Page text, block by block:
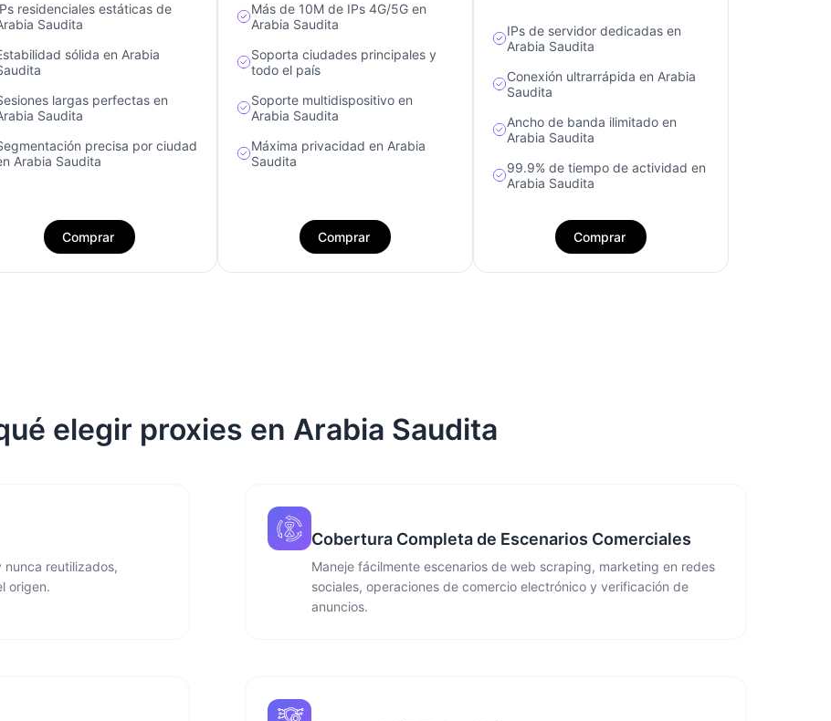
residenciales estáticas de
Saudita
sólida en Arabia
largas perfectas en
Saudita
precisa por ciudad
Arabia Saudita
Comprar
Más de 10M de IPs 4G/5G en
Arabia Saudita
Soporta ciudades principales y
todo el país
Soporte multidispositivo en
Arabia Saudita
Máxima privacidad en Arabia
Saudita
Comprar
IPs de servidor dedicadas en
Arabia Saudita
Conexión ultrarrápida en Arabia
Saudita
Ancho de banda ilimitado en
Arabia Saudita
99.9% de tiempo de actividad en
Arabia Saudita
Comprar
elegir proxies en Arabia Saudita
nunca reutilizados,
origen.
Cobertura Completa de Escenarios Comerciales
Maneje fácilmente escenarios de web scraping, marketing en redes
sociales, operaciones de comercio electrónico y verificación de
anuncios.